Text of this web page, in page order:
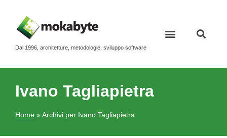
Dal 1996, architetture, metodologie, sviluppo software
Ivano Tagliapietra
Home » Archivi per Ivano Tagliapietra